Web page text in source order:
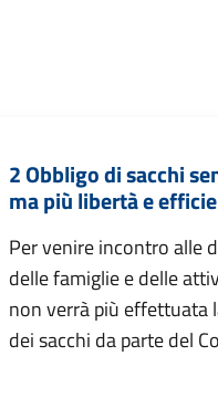
2 Obbligo di sacchi
ma più libertà e
Per venire incontro alle
delle famiglie e delle
non verrà più effettuata
dei sacchi da parte del